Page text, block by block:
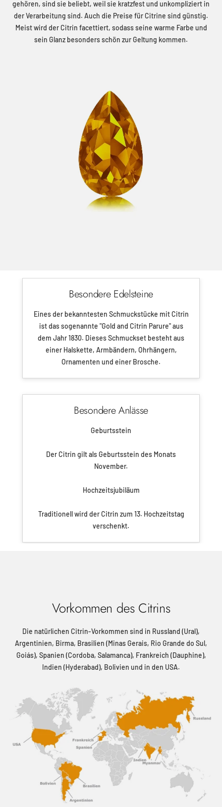
gehören, sind sie beliebt, weil sie kratzfest und unkompliziert in
der Verarbeitung sind. Auch die Preise für Citrine sind günstig.
Meist wird der Citrin facettiert, sodass seine warme Farbe und
sein Glanz besonders schön zur Geltung kommen.
Besondere Edelsteine
Eines der bekanntesten Schmuckstücke mit Citrin
ist das sogenannte "Gold and Citrin Parure" aus
dem Jahr 1830. Dieses Schmuckset besteht aus
einer Halskette, Armbändern, Ohrhängern,
Ornamenten und einer Brosche.
Besondere Anlässe
Geburtsstein
Der Citrin gilt als Geburtsstein des Monats
November.
Hochzeitsjubiläum
Traditionell wird der Citrin zum 13. Hochzeitstag
verschenkt.
Vorkommen des Citrins
Die natürlichen Citrin-Vorkommen sind in Russland (Ural),
Argentinien, Birma, Brasilien (Minas Gerais, Rio Grande do Sul,
Goiás), Spanien (Cordoba, Salamanca), Frankreich (Dauphine),
Indien (Hyderabad), Bolivien und in den USA.